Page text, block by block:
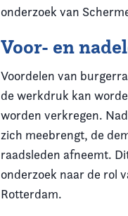
onderzoek van
Voor- en
Voordelen van
de werkdruk kan
worden verkregen.
zich meebrengt, de
raadsleden afneemt.
onderzoek naar de rol
Rotterdam.